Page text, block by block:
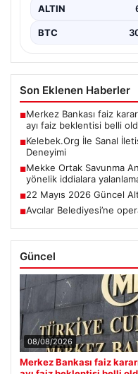
ALTIN
BTC
Son Eklenen Haberler
■Merkez Bankası faiz
ayı faiz beklentisi belli
■Kelebek.Org İle Sanal
Deneyimi
■Mekke Ortak Savunma
yönelik iddialara
■22 Mayıs 2026 Güncel
■Avcılar Belediyesi’ne
Güncel
08/08/2026
Merkez Bankası faiz